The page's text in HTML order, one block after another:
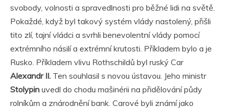
svobody, volnosti a spravedlnosti pro běžné lidi na světě.
Pokaždé, když byl takový systém vlády nastolený, přišli
tito zlí, tajní vládci a svrhli benevolentní vlády pomocí
extrémního násilí a extrémní krutosti. Příkladem bylo a je
Rusko. Příkladem vlivu Rothschildů byl ruský Car
Alexandr II. Ten souhlasil s novou ústavou. Jeho ministr
Stolypin uvedl do chodu mašinérii na přidělování půdy
rolníkům a znárodnění bank. Carové byli známí jako